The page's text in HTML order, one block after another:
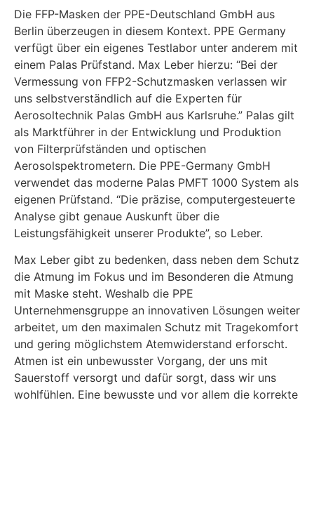
Die FFP-Masken der PPE-Deutschland GmbH aus
Berlin überzeugen in diesem Kontext. PPE Germany
verfügt über ein eigenes Testlabor unter anderem mit
einem Palas Prüfstand. Max Leber hierzu: “Bei der
Vermessung von FFP2-Schutzmasken verlassen wir
uns selbstverständlich auf die Experten für
Aerosoltechnik Palas GmbH aus Karlsruhe.” Palas gilt
als Marktführer in der Entwicklung und Produktion
von Filterprüfständen und optischen
Aerosolspektrometern. Die PPE-Germany GmbH
verwendet das moderne Palas PMFT 1000 System als
eigenen Prüfstand. “Die präzise, computergesteuerte
Analyse gibt genaue Auskunft über die
Leistungsfähigkeit unserer Produkte”, so Leber.
Max Leber gibt zu bedenken, dass neben dem Schutz
die Atmung im Fokus und im Besonderen die Atmung
mit Maske steht. Weshalb die PPE
Unternehmensgruppe an innovativen Lösungen weiter
arbeitet, um den maximalen Schutz mit Tragekomfort
und gering möglichstem Atemwiderstand erforscht.
Atmen ist ein unbewusster Vorgang, der uns mit
Sauerstoff versorgt und dafür sorgt, dass wir uns
wohlfühlen. Eine bewusste und vor allem die korrekte